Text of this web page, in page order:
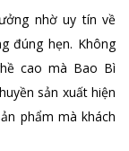
nhờ uy tín về
đúng hẹn. Không
cao mà Bao Bì
sản xuất hiện
phẩm mà khách